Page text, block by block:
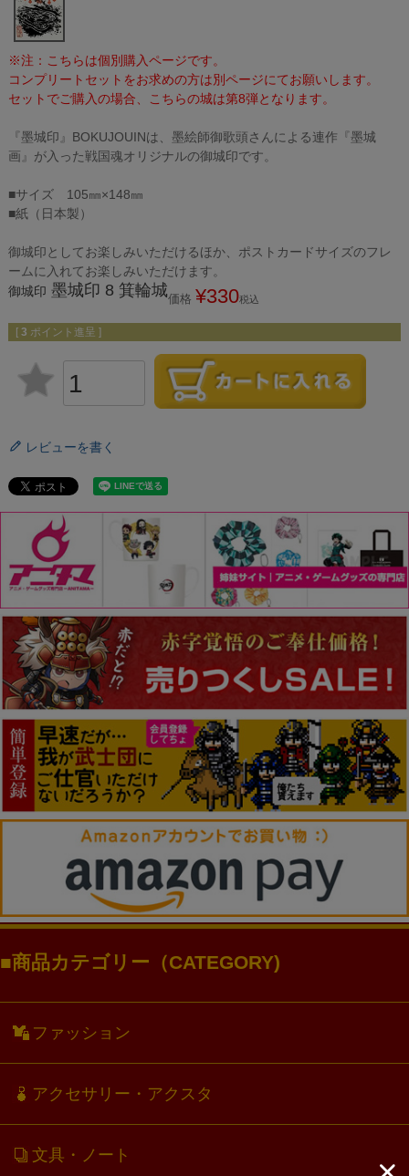
※注：こちらは個別購入ページです。
コンプリートセットをお求めの方は別ページにてお願いします。
セットでご購入の場合、こちらの城は第8弾となります。
『墨城印』BOKUJOUINは、墨絵師御歌頭さんによる連作『墨城
画』が入った戦国魂オリジナルの御城印です。
■サイズ 105㎜×148㎜
■紙（日本製）
御城印としてお楽しみいただけるほか、ポストカードサイズのフレ
ームに入れてお楽しみいただけます。
御城印 墨城印 8 箕輪城価格 ¥330税込
[ 3 ポイント進呈 ]
レビューを書く
商品カテゴリー（CATEGORY)
ファッション
アクセサリー・アクスタ
文具・ノート